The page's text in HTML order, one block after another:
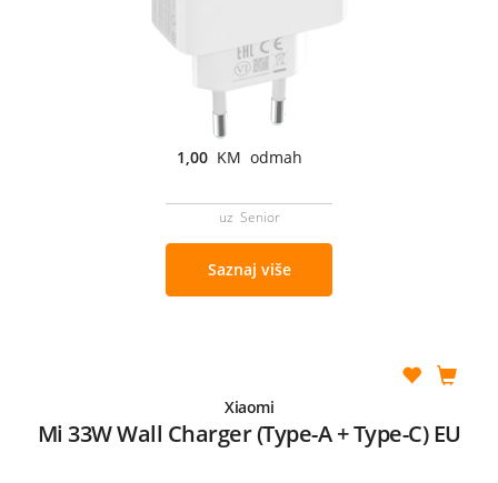
1,00 KM odmah
uz Senior
Saznaj više
Xiaomi
Mi 33W Wall Charger (Type-A + Type-C) EU